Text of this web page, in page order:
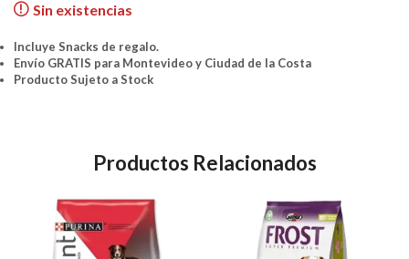
Sin existencias
Incluye Snacks de regalo.
Envío GRATIS para Montevideo y Ciudad de la Costa
Producto Sujeto a Stock
Productos Relacionados